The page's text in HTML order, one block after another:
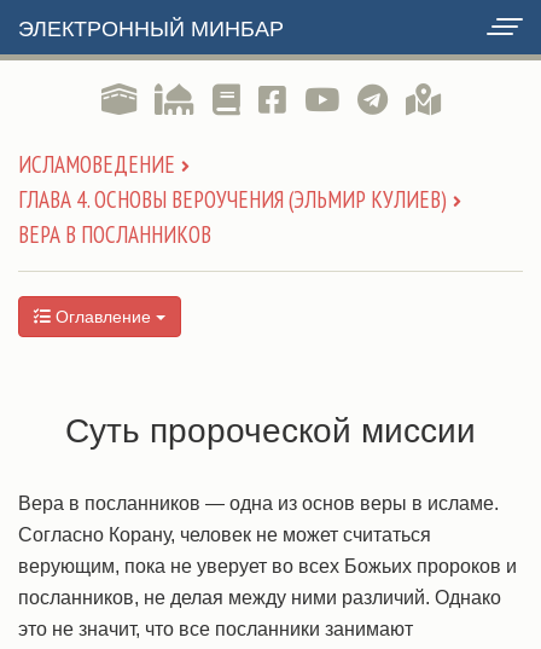
ЭЛЕКТРОННЫЙ МИНБАР
ИСЛАМОВЕДЕНИЕ
ГЛАВА 4. ОСНОВЫ ВЕРОУЧЕНИЯ (ЭЛЬМИР КУЛИЕВ)
ВЕРА В ПОСЛАННИКОВ
Оглавление
Суть пророческой миссии
Вера в посланников — одна из основ веры в исламе.
Согласно Корану, человек не может считаться
верующим, пока не уверует во всех Божьих пророков и
посланников, не делая между ними различий. Однако
это не значит, что все посланники занимают